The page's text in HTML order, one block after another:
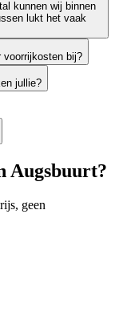
kunnen wij binnen
lukt het vaak
voorrijkosten bij?
jullie?
Augsbuurt?
geen